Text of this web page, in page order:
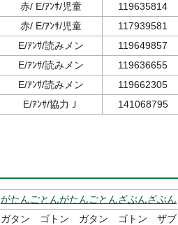
赤/ E/ｱﾝｻ/児童
119635814
赤/ E/ｱﾝｻ/児童
117939581
E/ｱﾝｻ/読みメン
119649857
E/ｱﾝｻ/読みメン
119636655
E/ｱﾝｻ/読みメン
119662305
E/ｱﾝｻ/協力Ｊ 141068795
がたんごとんがたんごとんざぶんざぶん
ガタン ゴトン ガタン ゴトン ザ